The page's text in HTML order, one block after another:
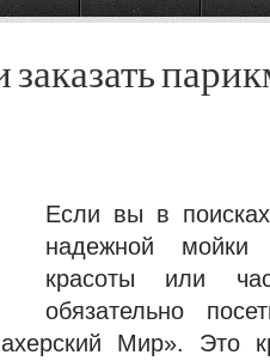
заказать
Если вы в
надежной
красоты или
обязательно
Мир». Это